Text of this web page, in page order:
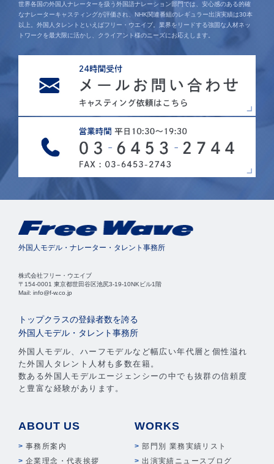
世界各国の外国人ナレーターを扱う外国語ナレーション部門では、安心感のある的確
なナレーターキャスティングが評価され、NHK関連番組のレギュラー出演実績は30本
以上。外国人タレントといえばフリー・ウエイブ。業界をリードする強固な人材ネッ
トワークを最大限に活かし、クライアント様のニーズにお応えします。
外国人モデル・ナレーター・タレント事務所
株式会社フリー・ウエイブ
〒154-0001 東京都世田谷区池尻3-19-10NKビル1階
Mail: info@f-w.co.jp
トップクラスの登録者数を誇る
外国人モデル・タレント事務所
外国人モデル、ハーフモデルなど幅広い年代層と個性溢れ
た外国人タレント人材も多数在籍。
数ある外国人モデルエージェンシーの中でも抜群の信頼度
と豊富な経験があります。
ABOUT US
事務所案内
企業理念・代表挨拶
WORKS
部門別 業務実績リスト
出演実績ニュースブログ